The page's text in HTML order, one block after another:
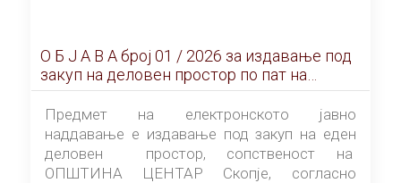
О Б Ј А В А брoj 01 / 2026 за издавање под
закуп на деловен простор по пат на
ЕЛЕКТРОНСКО ЈАВНО НАДДАВАЊЕ
Предмет на електронското јавно
наддавање е издавање под закуп на еден
деловен простор, сопственост на
ОПШТИНА ЦЕНТАР Скопје, согласно